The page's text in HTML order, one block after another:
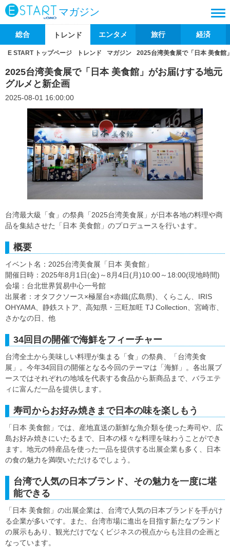
マガジン
総合 トレンド エンタメ 旅行 経済
E START トップページ トレンド マガジン 2025台湾美食展で「日本 美食館
2025台湾美食展で「日本 美食館」がお届けする地元
グルメと新企画
2025-08-01 16:00:00
台湾最大級「食」の祭典「2025台湾美食展」が日本各地の料理や商
品を集結させた「日本 美食館」のプロデュースを行います。
概要
イベント名：2025台湾美食展「日本 美食館」
開催日時：2025年8月1日(金)～8月4日(月)10:00～18:00(現地時間)
会場：台北世界貿易中心一号館
出展者：オタフクソース×極屋台×赤鐵(広島県)、くらこん、IRIS
OHYAMA、静鉄ストア、高知県・三旺加旺 TJ Collection、宮崎市、
さかなの日、他
34回目の開催で海鮮をフィーチャー
台湾全土から美味しい料理が集まる「食」の祭典、「台湾美食
展」。今年34回目の開催となる今回のテーマは「海鮮」。各出展ブ
ースではそれぞれの地域を代表する食品から新商品まで、バラエテ
ィに富んだ一品を提供します。
寿司からお好み焼きまで日本の味を楽しもう
「日本 美食館」では、産地直送の新鮮な魚介類を使った寿司や、広
島お好み焼きにいたるまで、日本の様々な料理を味わうことができ
ます。地元の特産品を使った一品を提供する出展企業も多く、日本
の食の魅力を満喫いただけるでしょう。
台湾で人気の日本ブランド、その魅力を一度に堪
能できる
「日本 美食館」の出展企業は、台湾で人気の日本ブランドを手がけ
る企業が多いです。また、台湾市場に進出を目指す新たなブランド
の展示もあり、観光だけでなくビジネスの視点からも注目の企画と
なっています。